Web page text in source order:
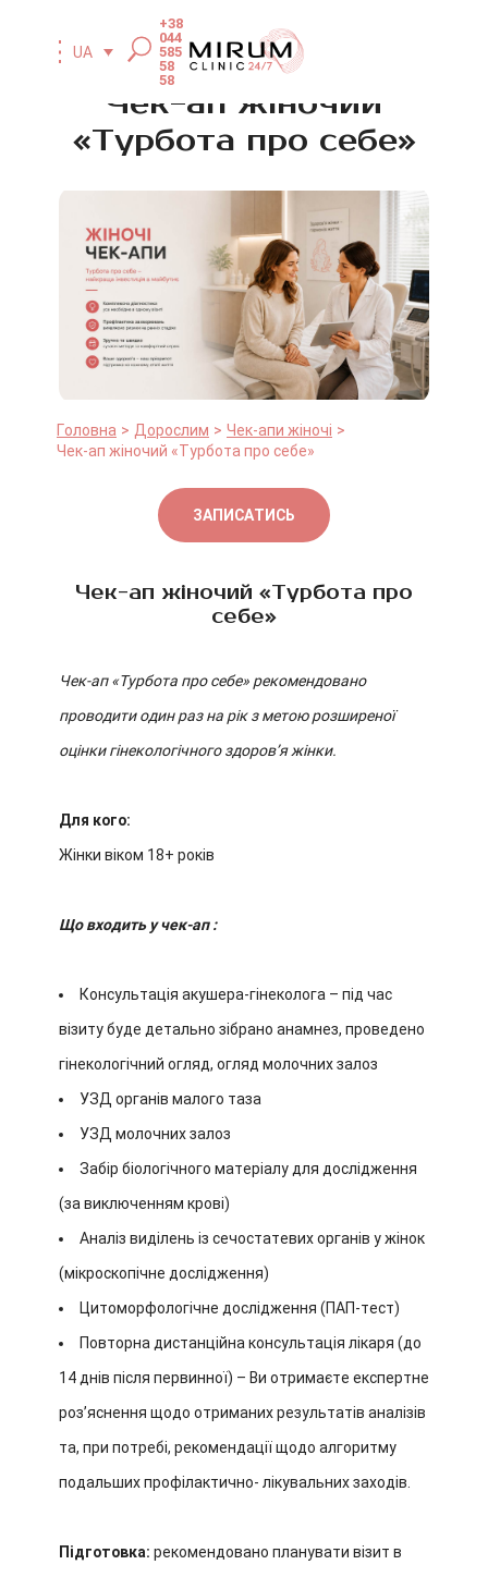
UA
+38
044
585
58
58
Чек-ап жіночий
«Турбота про себе»
Головна Дорослим
Чек-апи жіночі
Чек-ап жіночий «Турбота про себе»
ЗАПИСАТИСЬ
Чек-ап жіночий «Турбота про
себе»
Чек-ап «Турбота про себе» рекомендовано
проводити один раз на рік з метою розширеної
оцінки гінекологічного здоровʼя жінки.
Для кого:
Жінки віком 18+ років
Що входить у чек-ап :
Консультація акушера-гінеколога – під час
візиту буде детально зібрано анамнез, проведено
гінекологічний огляд, огляд молочних залоз
УЗД органів малого таза
УЗД молочних залоз
Забір біологічного матеріалу для дослідження
(за виключенням крові)
Аналіз виділень із сечостатевих органів у жінок
(мікроскопічне дослідження)
Цитоморфологічне дослідження (ПАП-тест)
Повторна дистанційна консультація лікаря (до
14 днів після первинної) – Ви отримаєте експертне
розʼяснення щодо отриманих результатів аналізів
та, при потребі, рекомендації щодо алгоритму
подальших профілактично- лікувальних заходів.
Підготовка: рекомендовано планувати візит в